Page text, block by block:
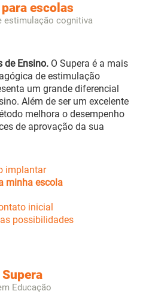
escolas
estimulação cognitiva
de Ensino. O Supera é a mais
de estimulação
um grande diferencial
Além de ser um excelente
melhora o desempenho
de aprovação da sua
implantar
minha escola
inicial
possibilidades
Educação